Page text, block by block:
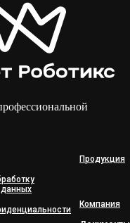
Продукция
Компания